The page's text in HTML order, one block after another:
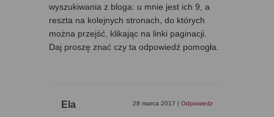
wyszukiwania z bloga: u mnie jest ich 9, a
reszta na kolejnych stronach, do których
można przejść, klikając na linki paginacji.
Daj proszę znać czy ta odpowiedź pomogła.
Ela 28 marca 2017 | Odpowiedz